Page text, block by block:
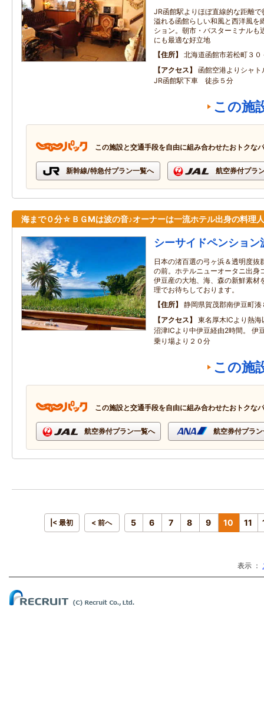
JR函館駅よりほぼ直線的な距離
溢れる函館らしい和風と西洋風を
ション。朝市・バスターミナルも
にも最適な好立地
住所
北海道函館市若松町３０
アクセス
函館空港よりシャ
JR函館駅下車 徒歩５分
この施
この施設と交通手段を自由に組み合わせたおトクな
新幹線/特急付プラン一覧へ 航空券付プラ
海まで０分☆ＢＧМは波の音♪オーナーは一流ホテル出身の料理
シーサイドペンション
日本の渚百選の弓ヶ浜＆透明度抜
の前。ホテルニューオータニ出身
伊豆産の大地、海、森の新鮮素材
理でお待ちしております。
住所
静岡県賀茂郡南伊豆町湊
アクセス
東名厚木ICより熱
沼津ICより中伊豆経由2時間。 伊
乗り場より２０分
この施
この施設と交通手段を自由に組み合わせたおトクな
航空券付プラン一覧へ 航空券付プラ
|< 最初 < 前へ 5 6 7 8 9 10 11
表示 ：